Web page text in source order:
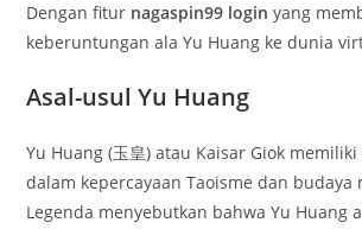
Dengan fitur nagaspin99 login yang
keberuntungan ala Yu Huang ke dunia
Asal-usul Yu Huang
Yu Huang (玉皇) atau Kaisar Giok
dalam kepercayaan Taoisme dan budaya
Legenda menyebutkan bahwa Yu Huang